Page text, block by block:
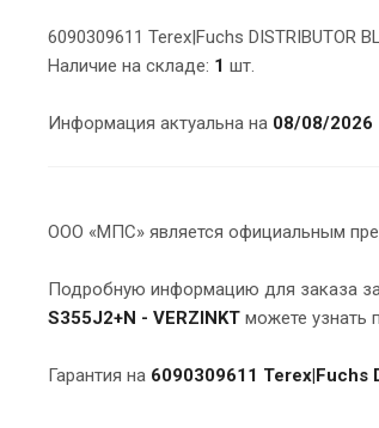
6090309611 Terex|Fuchs DISTRIBUTOR
Наличие на складе: 1 шт.
Информация актуальна на 08/08/2026
ООО «МПС» является официальным
Подробную информацию для заказа
S355J2+N - VERZINKT можете узнать
Гарантия на 6090309611 Terex|Fuchs